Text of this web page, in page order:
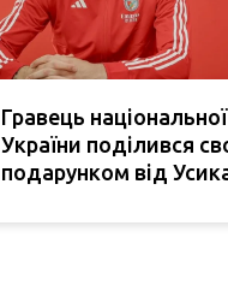
Гравець національної
України поділився
подарунком від